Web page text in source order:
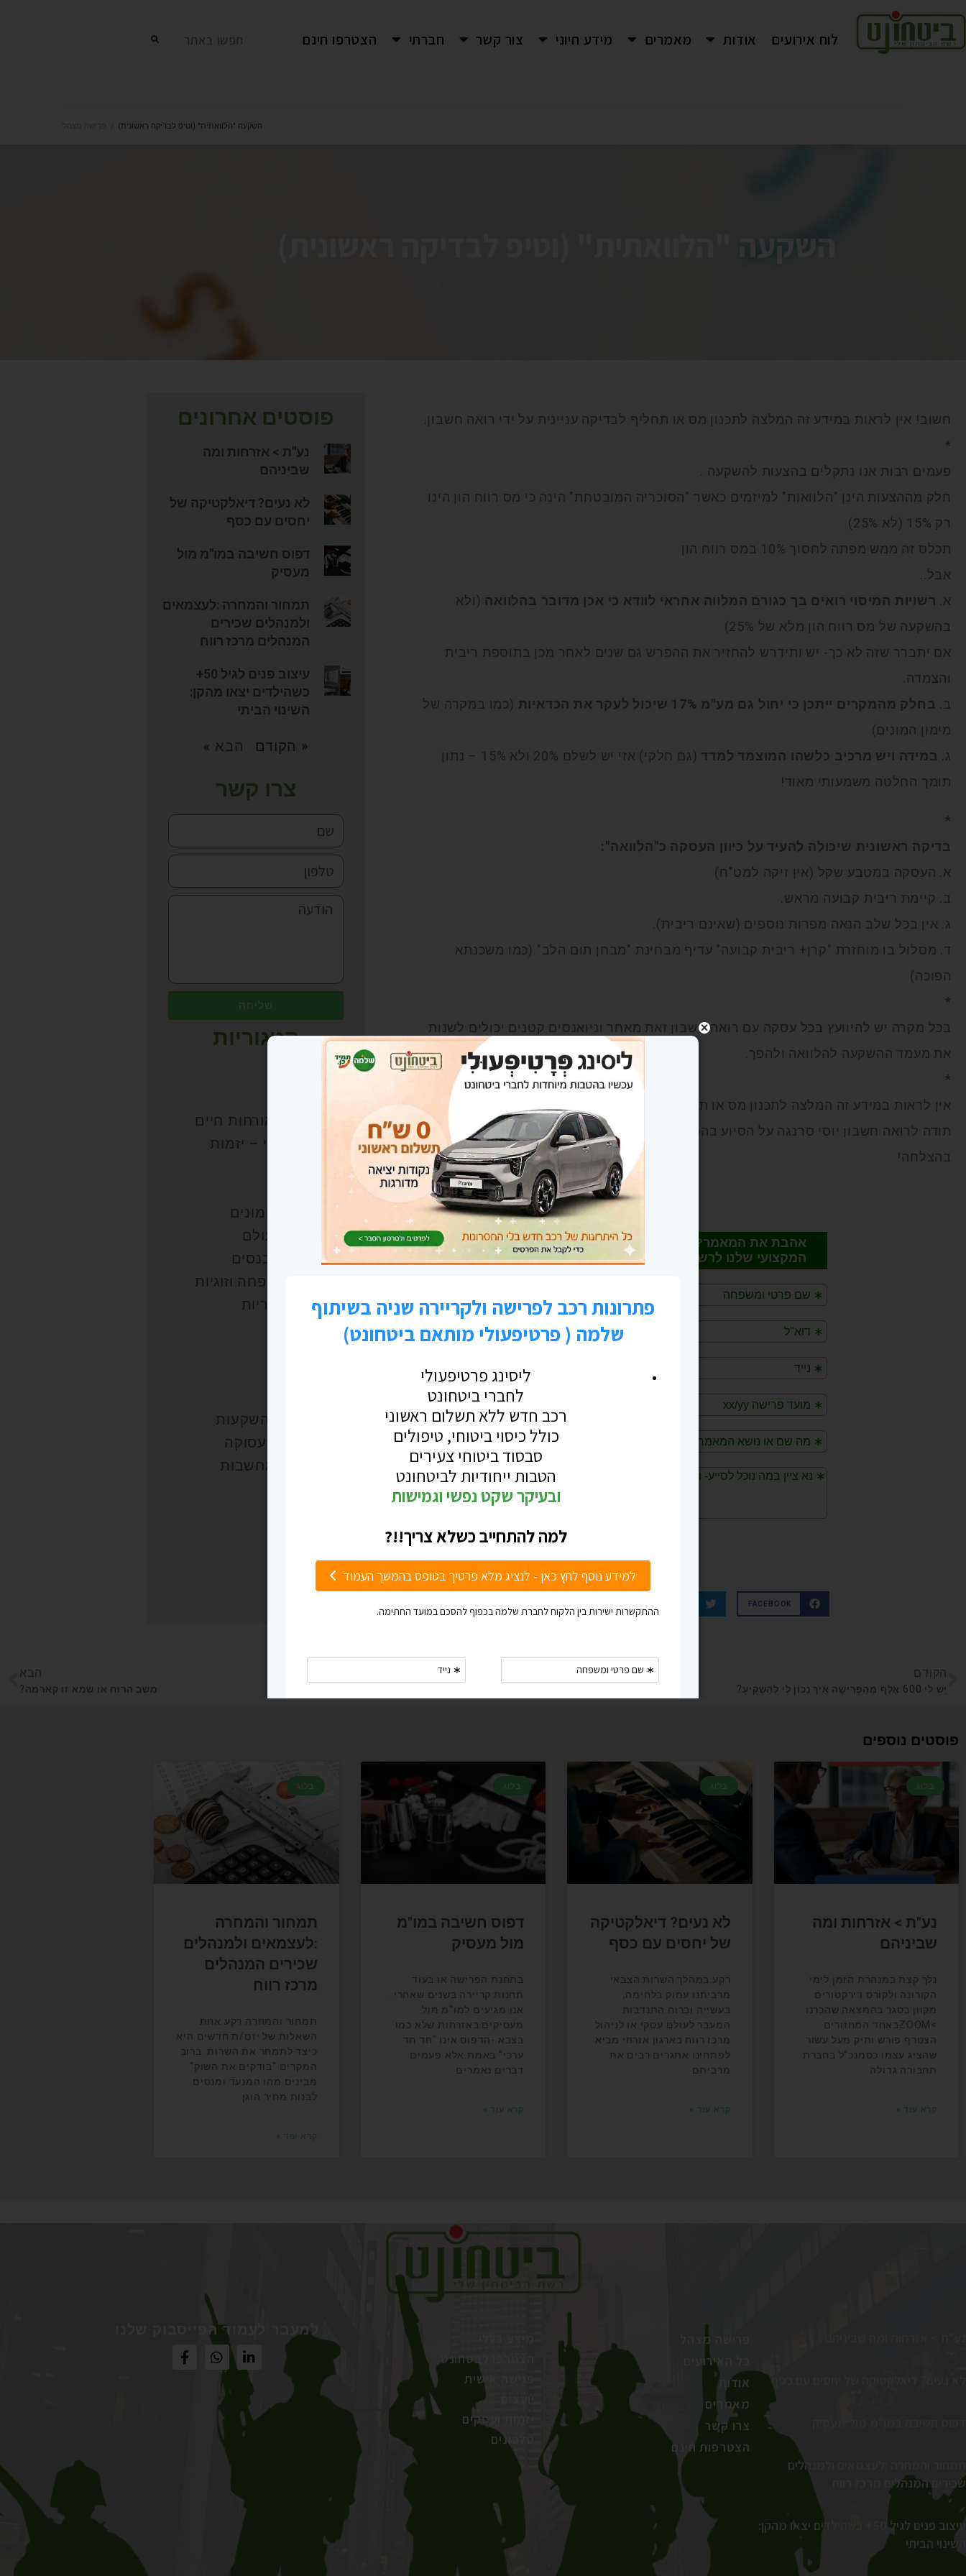
לוח אירועים אודות מאמרים מידע חיוני צור קשר חברתי הצטרפו חינם חפשו באתר
השקעה "הלוואתית" (וטיפ לבדיקה ראשונית)
השקעה "הלוואתית" (וטיפ לבדיקה ראשונית)
חשוב! אין לראות במידע זה המלצה לתכנון מס או תחליף לבדיקה עניינית על ידי רואה חשבון.
*
פעמים רבות אנו נתקלים בהצעות להשקעה .
חלק מההצעות הינן "הלוואות" למיזמים כאשר "הסוכריה המובטחת" הינה כי מס רווח הון הינו
רק 15% (לא 25%)
תכלס זה ממש מפתה לחסוך 10% במס רווח הון
אבל..
א. רשויות המיסוי רואים בך כגורם המלווה אחראי לוודא כי אכן מדובר בהלוואה (ולא
בהשקעה של מס רווח הון מלא של 25%)
אם יתברר שזה לא כך- יש ותידרש להחזיר את ההפרש גם שנים לאחר מכן בתוספת ריבית
והצמדה.
ב. בחלק מהמקרים ייתכן כי יחול גם מע"מ 17% שיכול לעקר את הכדאיות
(כמו במקרה של
מימון המונים)
ג. במידה ויש מרכיב כלשהו המוצמד למדד
(גם חלקי) אזי יש לשלם 20% ולא 15% – נתון
תומך החלטה משמעותי מאוד!
*
בדיקה ראשונית שיכולה להעיד על כיוון העסקה כ"הלוואה":
א. העסקה במטבע שקל (אין זיקה למט"ח)
ב. קיימת ריבית קבועה מראש.
ג. אין בכל שלב הנאה מפרות נוספים (שאינם ריבית).
ד. מסלול בו מוחזרת "קרן+ ריבית קבועה" עדיף מבחינת "מבחן תום הלב" (כמו משכנתא
הפוכה)
*
בכל מקרה יש להיוועץ בכל עסקה עם רואה חשבון זאת מאחר וניואנסים קטנים יכולים לשנות
את מעמד ההשקעה להלוואה ולהפך.
*
אין לראות במידע זה המלצה לתכנון מס או תחליף לבדיקה עניינית על ידי רואה חשבון.
תודה לרואה חשבון יוסי סרנגה על הסיוע בהכנת הפוסט
בהצלחה!
FACEBOOK
פוסטים אחרונים
נע"ת > אזרחות ומה
שביניהם
לא נעים? דיאלקטיקה של
יחסים עם כסף
דפוס חשיבה במו"מ מול
מעסיק
תמחור והמחרה :לעצמאים
ולמנהלים שכירים
המנהלים מרכז רווח
עיצוב פנים לגיל 50+
כשהילדים יצאו מהקן:
השינוי הביתי
« הקודם הבא »
צרו קשר
שליחה
קטגוריות
בריאות ואורחות חיים
העסק שלי – יזמות
חכמת ההמונים
טיולים בעולם
טעימה מכנסים
יחד – משפחה וזוגיות
כל הקטגוריות
פיננסים והשקעות
קריירה ותעסוקה
תובנות ומחשבות
הקודם
יֵשׁ לִי 600 אֶלֶף מֵהַפְּרִישָׁה אֵיךְ נָכוֹן לִי לְהַשְׁקִיעַ?
הבא
משב הרוח או שמא זו קארמה?
פוסטים נוספים
בלוג
נע"ת > אזרחות ומה
שביניהם
נלך קצת במנהרת הזמן לימי
הקורונה ולקורס דירקטורים
מקוון בסגר בהמצאה שהכרנו
>ZOOMבאחד המחזורים
הצטרף פורש ותיק מעל עשור
שהציג עצמו כסמנכ"ל בחברת
תחבורה גדולה
קרא עוד »
בלוג
לא נעים? דיאלקטיקה
של יחסים עם כסף
רקע במהלך השרות הצבאי
מרביתנו עמוק בלחימה,
בעשייה וברוח התנדבות
המעבר לעולם עסקי או לניהול
מרכז רווח בארגון אזרחי מביא
לפתחינו אתגרים רבים את
מרביתם
קרא עוד »
בלוג
דפוס חשיבה במו"מ
מול מעסיק
בתחנת הפרישה או בעוד
תחנות קריירה בשנים שאחרי..
אנו מגיעים למו"מ מול
מעסיקים.באזרחות שלא כמו
בצבא -הדפוס אינו "חד חד
ערכי" באמת.אלא פעמים
דברים נאמרים
קרא עוד »
בלוג
תמחור והמחרה
:לעצמאים ולמנהלים
שכירים המנהלים
מרכז רווח
תמחור והמחרה רקע אחת
השאלות של יזם/ת חדשים היא
כיצד לתמחר את השרות. ברוב
המקרים "בודקים את השוק"
מבינים מהו המנעד ומנסים
לבנות מחיר הוגן
קרא עוד »
לא נעים? דיאלקטיקה של יחסים עם כסף
תמחור והמחרה :לעצמאים ולמנהלים
שכירים המנהלים מרכז רווח
עיצוב פנים לגיל 50+ כשהילדים יצאו מהקן:
השינוי הביתי
פרישה מצהל
כל האירועים
אודות
מאמרים
צרו קשר
הצטרפות חינם
הצטרפו לבטחונט
פגישה אישית
יזמות ועסקים
טלפונים
למעבר לעמוד הפייסבוק שלנו